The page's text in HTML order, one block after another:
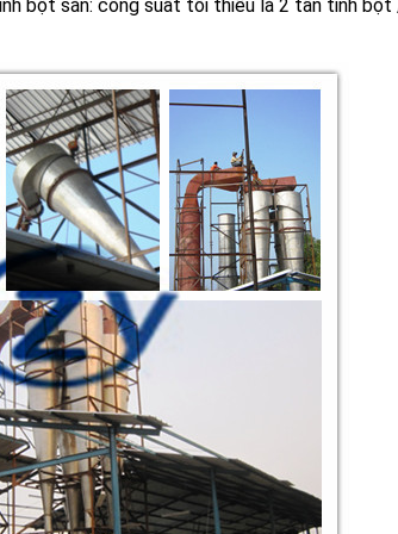
bột sắn: công suất tối thiểu là 2 tấn tinh bột